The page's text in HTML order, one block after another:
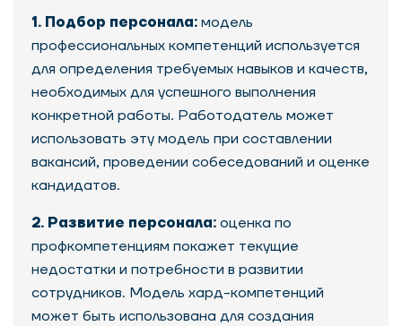
1. Подбор персонала: модель
профессиональных компетенций используется
для определения требуемых навыков и качеств,
необходимых для успешного выполнения
конкретной работы. Работодатель может
использовать эту модель при составлении
вакансий, проведении собеседований и оценке
кандидатов.
2. Развитие персонала: оценка по
профкомпетенциям покажет текущие
недостатки и потребности в развитии
сотрудников. Модель хард-компетенций
может быть использована для создания